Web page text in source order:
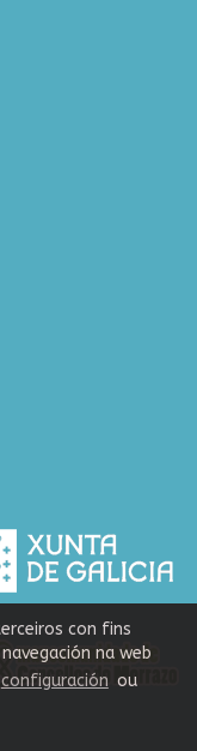
con fins
na web
configuración ou